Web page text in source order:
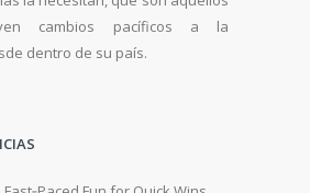
cambios pacíficos a la
dentro de su país.